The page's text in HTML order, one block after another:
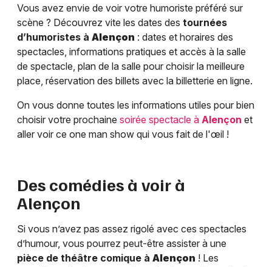
Vous avez envie de voir votre humoriste préféré sur
scène ? Découvrez vite les dates des tournées
d’humoristes à Alençon : dates et horaires des
spectacles, informations pratiques et accès à la salle
de spectacle, plan de la salle pour choisir la meilleure
place, réservation des billets avec la billetterie en ligne.
On vous donne toutes les informations utiles pour bien
choisir votre prochaine soirée spectacle à Alençon et
aller voir ce one man show qui vous fait de l'œil !
Des comédies à voir à
Alençon
Si vous n’avez pas assez rigolé avec ces spectacles
d’humour, vous pourrez peut-être assister à une
pièce de théâtre comique à Alençon ! Les